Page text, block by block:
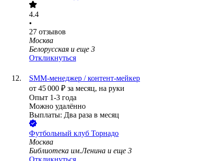
4.4
•
27 отзывов
Москва
Белорусская и еще 3
Откликнуться
SMM-менеджер / контент-мейкер
от 45 000 ₽ за месяц, на руки
Опыт 1-3 года
Можно удалённо
Выплаты: Два раза в месяц
Футбольный клуб Торнадо
Москва
Библиотека им.Ленина и еще 3